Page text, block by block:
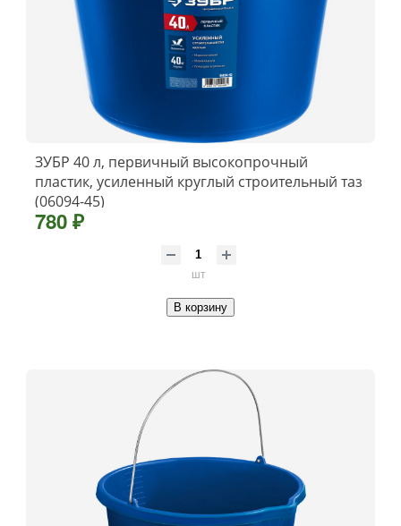
ЗУБР 40 л, первичный высокопрочный
пластик, усиленный круглый строительный таз
(06094-45)
780 ₽
шт
В корзину